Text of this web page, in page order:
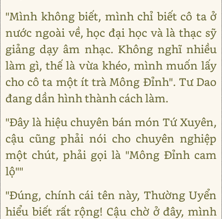
"Mình không biết, mình chỉ biết cô ta ở
nước ngoài về, học đại học và là thạc sỹ
giảng dạy âm nhạc. Không nghĩ nhiều
làm gì, thế là vừa khéo, mình muốn lấy
cho cô ta một ít trà Mông Đỉnh". Tư Dao
đang dần hình thành cách làm.
"Đây là hiệu chuyên bán món Tứ Xuyên,
cậu cũng phải nói cho chuyên nghiệp
một chút, phải gọi là "Mông Đỉnh cam
lộ""
"Đúng, chính cái tên này, Thường Uyển
hiểu biết rất rộng! Cậu chờ ở đây, mình